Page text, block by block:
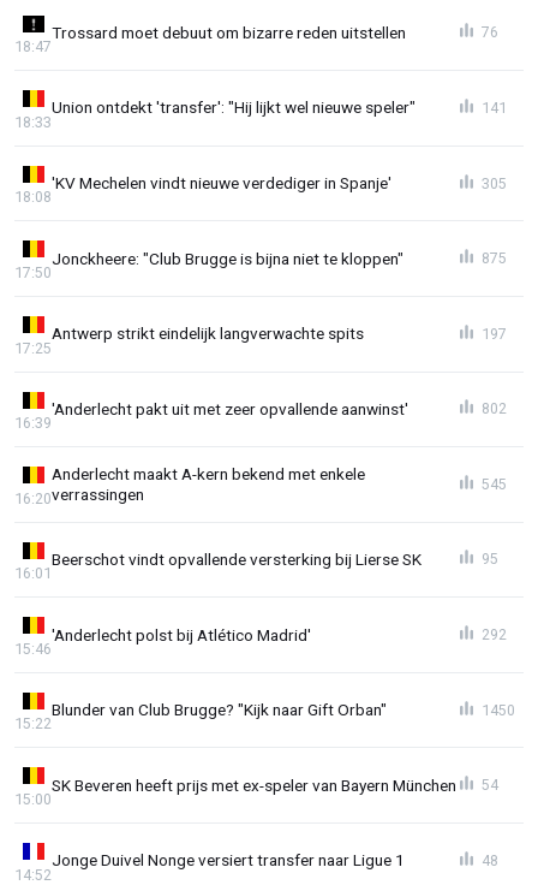
Trossard moet debuut om bizarre reden uitstellen
18:47
76
Union ontdekt 'transfer': "Hij lijkt wel nieuwe speler"
18:33
141
'KV Mechelen vindt nieuwe verdediger in Spanje'
18:08
305
Jonckheere: "Club Brugge is bijna niet te kloppen"
17:50
875
Antwerp strikt eindelijk langverwachte spits
17:25
197
'Anderlecht pakt uit met zeer opvallende aanwinst'
16:39
802
Anderlecht maakt A-kern bekend met enkele
verrassingen
16:20
545
Beerschot vindt opvallende versterking bij Lierse SK
16:01
95
'Anderlecht polst bij Atlético Madrid'
15:46
292
Blunder van Club Brugge? "Kijk naar Gift Orban"
15:22
1450
SK Beveren heeft prijs met ex-speler van Bayern München
15:00
54
Jonge Duivel Nonge versiert transfer naar Ligue 1
14:52
48